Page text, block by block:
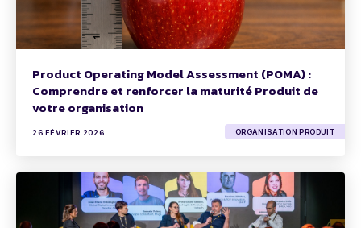
Product Operating Model Assessment (POMA) :
Comprendre et renforcer la maturité Produit de
votre organisation
26 FÉVRIER 2026 ORGANISATION PRODUIT